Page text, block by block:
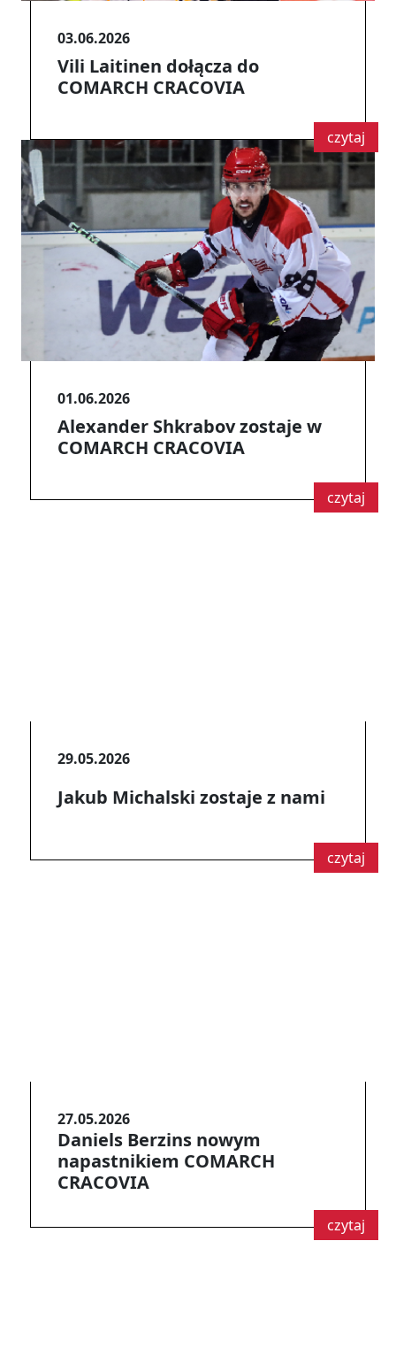
03.06.2026
Vili Laitinen dołącza do
COMARCH CRACOVIA
czytaj
01.06.2026
Alexander Shkrabov zostaje w
COMARCH CRACOVIA
czytaj
29.05.2026
Jakub Michalski zostaje z nami
czytaj
27.05.2026
Daniels Berzins nowym
napastnikiem COMARCH
CRACOVIA
czytaj